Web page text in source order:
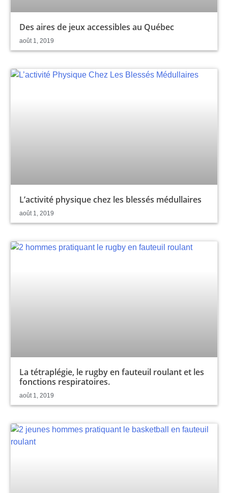
Des aires de jeux accessibles au Québec
août 1, 2019
L’activité physique chez les blessés médullaires
août 1, 2019
La tétraplégie, le rugby en fauteuil roulant et les
fonctions respiratoires.
août 1, 2019